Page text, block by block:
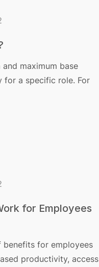
maximum base
for a specific role. For
for Employees
benefits for employees
productivity, access